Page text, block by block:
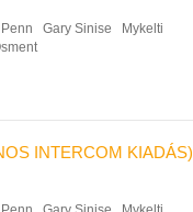
Gary Sinise
Mykelti
INTERCOM KIADÁS)